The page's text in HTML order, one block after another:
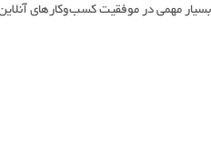
مهمی در موفقیت کسب‌وکارهای